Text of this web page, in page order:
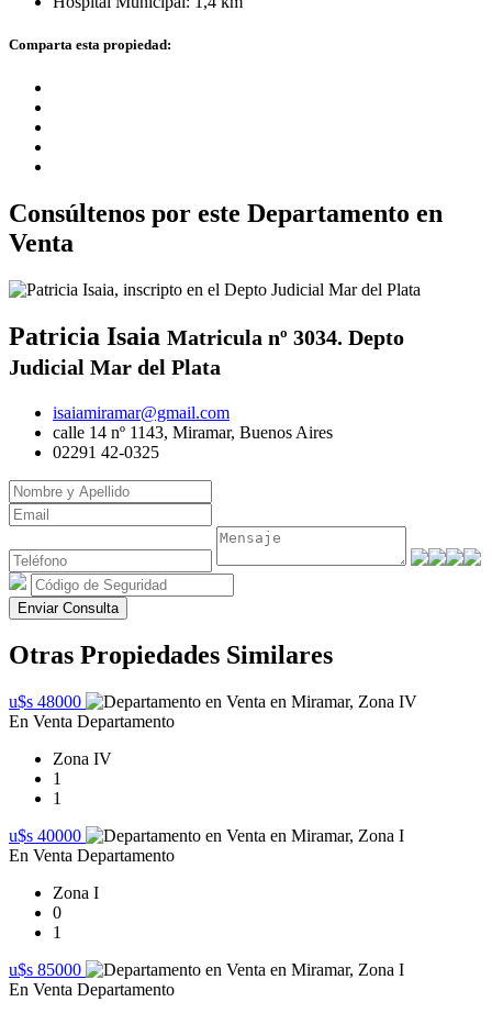
Comparta esta propiedad:
Consúltenos por este Departamento en
Venta
Patricia Isaia Matricula nº 3034. Depto
Judicial Mar del Plata
isaiamiramar@gmail.com
calle 14 nº 1143, Miramar, Buenos Aires
02291 42-0325
Enviar Consulta
Otras Propiedades Similares
u$s 48000
En Venta Departamento
Zona IV
1
1
u$s 40000
En Venta Departamento
Zona I
0
1
u$s 85000
En Venta Departamento